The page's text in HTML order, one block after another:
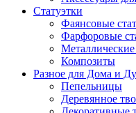
Статуэтки
Фаянсовые
Фарфоровые
Металлические
Композиты
Разное для Дома и
Пепельницы
Деревянное